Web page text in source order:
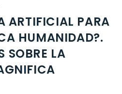
ARTIFICIAL PARA
HUMANIDAD?.
SOBRE LA